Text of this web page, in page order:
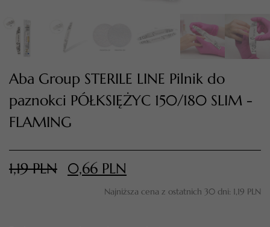
PRZEJDŹ DO KOSZYKA
Aba Group STERILE LINE Pilnik do
paznokci PÓŁKSIĘŻYC 150/180 SLIM -
FLAMING
1,19PLN 0,66 PLN
Najniższa cena z ostatnich 30 dni: 1,19 PLN